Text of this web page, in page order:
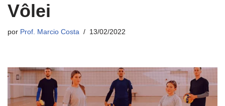
Vôlei
por Prof. Marcio Costa 13/02/2022